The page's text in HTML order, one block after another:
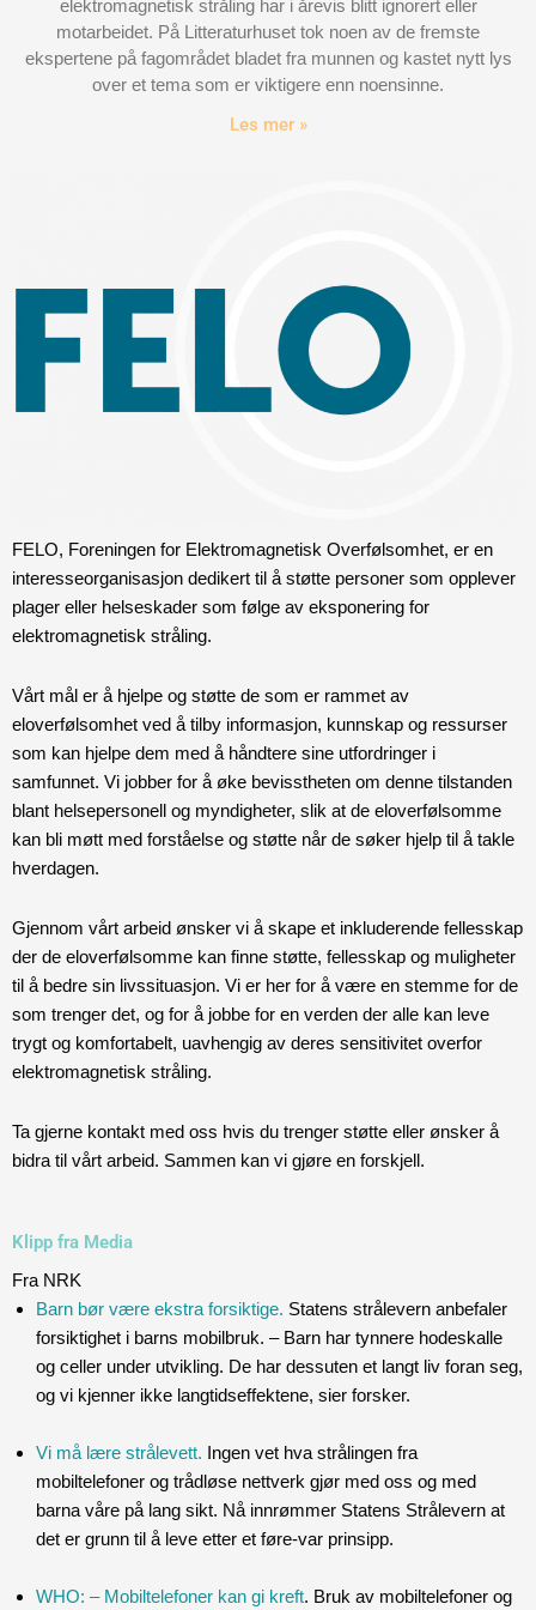
elektromagnetisk stråling har i årevis blitt ignorert eller
motarbeidet. På Litteraturhuset tok noen av de fremste
ekspertene på fagområdet bladet fra munnen og kastet nytt lys
over et tema som er viktigere enn noensinne.
Les mer »
FELO, Foreningen for Elektromagnetisk Overfølsomhet, er en
interesseorganisasjon dedikert til å støtte personer som opplever
plager eller helseskader som følge av eksponering for
elektromagnetisk stråling.
Vårt mål er å hjelpe og støtte de som er rammet av
eloverfølsomhet ved å tilby informasjon, kunnskap og ressurser
som kan hjelpe dem med å håndtere sine utfordringer i
samfunnet. Vi jobber for å øke bevisstheten om denne tilstanden
blant helsepersonell og myndigheter, slik at de eloverfølsomme
kan bli møtt med forståelse og støtte når de søker hjelp til å takle
hverdagen.
Gjennom vårt arbeid ønsker vi å skape et inkluderende fellesskap
der de eloverfølsomme kan finne støtte, fellesskap og muligheter
til å bedre sin livssituasjon. Vi er her for å være en stemme for de
som trenger det, og for å jobbe for en verden der alle kan leve
trygt og komfortabelt, uavhengig av deres sensitivitet overfor
elektromagnetisk stråling.
Ta gjerne kontakt med oss hvis du trenger støtte eller ønsker å
bidra til vårt arbeid. Sammen kan vi gjøre en forskjell.
Klipp fra Media
Fra NRK
Barn bør være ekstra forsiktige. Statens strålevern anbefaler
forsiktighet i barns mobilbruk. – Barn har tynnere hodeskalle
og celler under utvikling. De har dessuten et langt liv foran seg,
og vi kjenner ikke langtidseffektene, sier forsker.
Vi må lære strålevett. Ingen vet hva strålingen fra
mobiltelefoner og trådløse nettverk gjør med oss og med
barna våre på lang sikt. Nå innrømmer Statens Strålevern at
det er grunn til å leve etter et føre-var prinsipp.
WHO: – Mobiltelefoner kan gi kreft. Bruk av mobiltelefoner og